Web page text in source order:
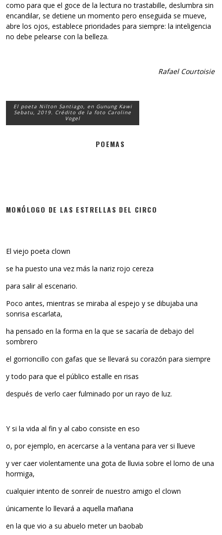
como para que el goce de la lectura no trastabille, deslumbra sin
encandilar, se detiene un momento pero enseguida se mueve,
abre los ojos, establece prioridades para siempre: la inteligencia
no debe pelearse con la belleza.
Rafael Courtoisie
El poeta Nilton Santiago, en Gunung Kawi
Sebatu, 2019. Crédito de la foto Caroline
Vogel
POEMAS
MONÓLOGO DE LAS ESTRELLAS DEL CIRCO
El viejo poeta clown
se ha puesto una vez más la nariz rojo cereza
para salir al escenario.
Poco antes, mientras se miraba al espejo y se dibujaba una
sonrisa escarlata,
ha pensado en la forma en la que se sacaría de debajo del
sombrero
el gorrioncillo con gafas que se llevará su corazón para siempre
y todo para que el público estalle en risas
después de verlo caer fulminado por un rayo de luz.
Y si la vida al fin y al cabo consiste en eso
o, por ejemplo, en acercarse a la ventana para ver si llueve
y ver caer violentamente una gota de lluvia sobre el lomo de una
hormiga,
cualquier intento de sonreír de nuestro amigo el clown
únicamente lo llevará a aquella mañana
en la que vio a su abuelo meter un baobab